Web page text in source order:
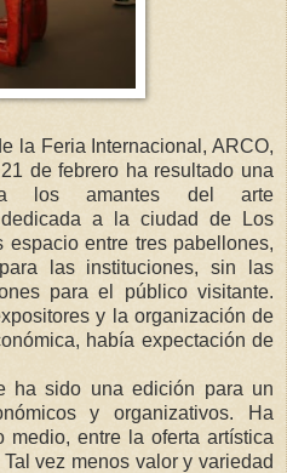
la Feria Internacional, ARCO,
de febrero ha resultado una
los amantes del arte
a la ciudad de Los
entre tres pabellones,
las instituciones, sin las
para el público visitante.
y la organización de
había expectación de
ha sido una edición para un
y organizativos. Ha
medio, entre la oferta artística
vez menos valor y variedad